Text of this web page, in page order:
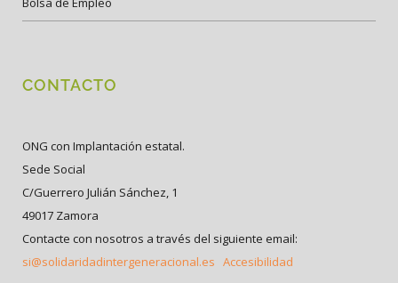
CONTACTO
ONG con Implantación estatal.
Sede Social
C/Guerrero Julián Sánchez, 1
49017 Zamora
Contacte con nosotros a través del siguiente email:
si@solidaridadintergeneracional.es Accesibilidad